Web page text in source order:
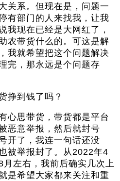
关系。但现在是，问题一
有部门的人来找我，让我
我现在已经是大网红了，
农带货什么的。可这是解
我就希望把这个问题解决
完，那永远是个问题存
到钱了吗？
心思带货，带货都是平台
恶意举报，然后就封号
开了，我连一句话还没
被举报封了。从2022年4
月左右，我前后确实几次上
是希望大家都来关注和重